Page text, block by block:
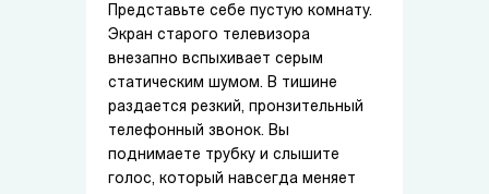
Представьте себе пустую комнату.
Экран старого телевизора
внезапно вспыхивает серым
статическим шумом. В тишине
раздается резкий, пронзительный
телефонный звонок. Вы
поднимаете трубку и слышите
голос, который навсегда меняет